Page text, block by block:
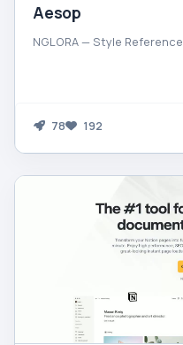
Aesop
NGLORA — Style Reference
78 192